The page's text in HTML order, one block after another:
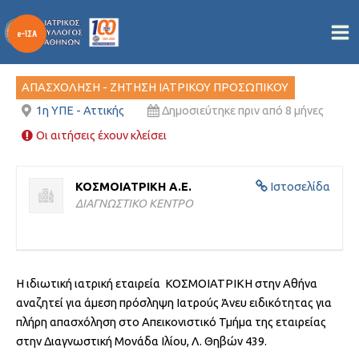
στο
περιεχόμενο
ΙΑΤΡΟΣ ΒΑΡΔΙΑΣ
/15/12/2025
ΑΠΑΣΧΟΛΗΣΗ - ΖΗΤΗΣΗ ΙΑΤΡΙΚΟΥ ΠΡΟΣΩΠΙΚΟΥ
1η ΥΠΕ - Αττικής
Δημοσιεύτηκε πριν από 8 μήνες
Οι αιτήσεις έχουν κλείσει
Ιστοσελίδα
ΚΟΣΜΟΙΑΤΡΙΚΗ Α.Ε.
ΔΙΑΓΝΩΣΤΙΚΟ ΚΕΝΤΡΟ
Η ιδιωτική ιατρική εταιρεία ΚΟΣΜΟΙΑΤΡΙΚΗ στην Αθήνα
αναζητεί για άμεση πρόσληψη Ιατρούς Άνευ ειδικότητας για
πλήρη απασχόληση στο Απεικονιστικό Τμήμα της εταιρείας
στην Διαγνωστική Μονάδα Ιλίου, Λ. Θηβών 439.